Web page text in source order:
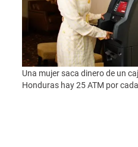
Una mujer saca dinero de un
Honduras hay 25 ATM por